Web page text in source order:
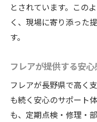
とされています。この
く、現場に寄り添った
す。
フレアが提供する安
フレアが長野県で高く
も続く安心のサポート
も、定期点検・修理・